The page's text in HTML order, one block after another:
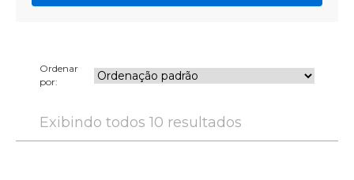
Ordenar
por:
Exibindo todos 10 resultados